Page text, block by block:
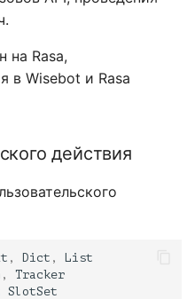
на Rasa,
в Wisebot и Rasa
действия
, Dict ,
List
,
Tracker
SlotSet